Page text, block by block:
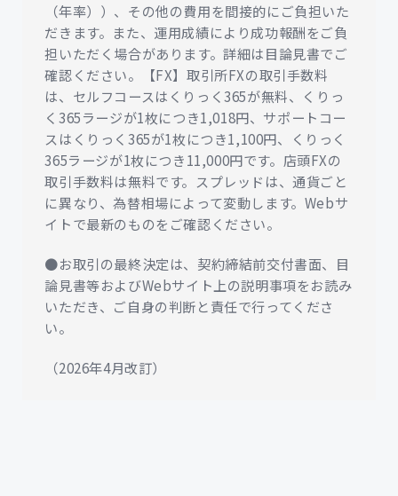
（年率））、その他の費用を間接的にご負担いた
だきます。また、運用成績により成功報酬をご負
担いただく場合があります。詳細は目論見書でご
確認ください。【FX】取引所FXの取引手数料
は、セルフコースはくりっく365が無料、くりっ
く365ラージが1枚につき1,018円、サポートコー
スはくりっく365が1枚につき1,100円、くりっく
365ラージが1枚につき11,000円です。店頭FXの
取引手数料は無料です。スプレッドは、通貨ごと
に異なり、為替相場によって変動します。Webサ
イトで最新のものをご確認ください。
●お取引の最終決定は、契約締結前交付書面、目
論見書等およびWebサイト上の説明事項をお読み
いただき、ご自身の判断と責任で行ってくださ
い。
（2026年4月改訂）